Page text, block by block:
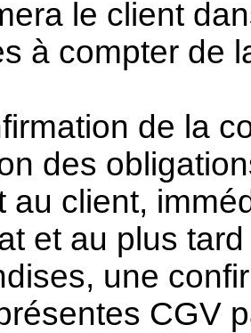
le client
à compter de
de la
des
au client,
et au plus
une
CGV